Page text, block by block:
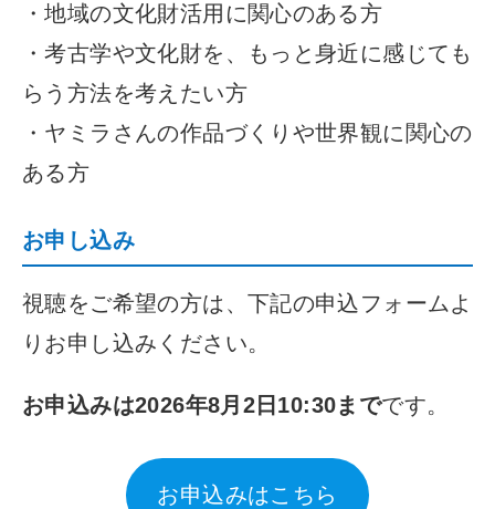
・地域の文化財活用に関心のある方
・考古学や文化財を、もっと身近に感じても
らう方法を考えたい方
・ヤミラさんの作品づくりや世界観に関心の
ある方
お申し込み
視聴をご希望の方は、下記の申込フォームよ
りお申し込みください。
お申込みは2026年8月2日10:30までです。
お申込みはこちら